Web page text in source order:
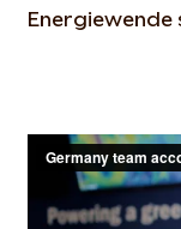
Energiewende